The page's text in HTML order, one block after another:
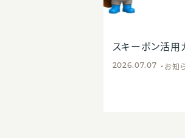
スキーポン活用
2026.07.07 お知